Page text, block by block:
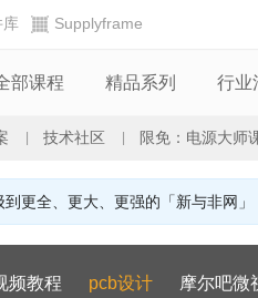
库 Supplyframe
部课程 精品系列 行业
| 技术社区 | 限免：电源大师
到更全、更大、更强的「新与非网
频教程 pcb设计 摩尔吧微